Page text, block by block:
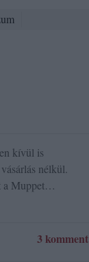
kívül is
nélkül.
a Muppet…
3 komment